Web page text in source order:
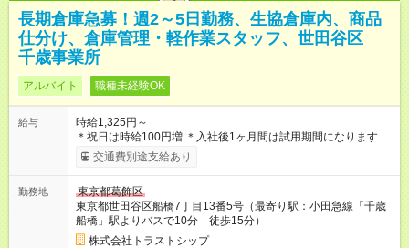
長期倉庫急募！週2～5日勤務、生協倉庫内、商品
仕分け、倉庫管理・軽作業スタッフ、世田谷区
千歳事業所
アルバイト 職種未経験OK
給与
時給1,325円～
＊祝日は時給100円増 ＊入社後1ヶ月間は試用期間になります。
時給の変更はありません。 【試用期間】試用期間あり 試用期
間の長さ：1ヶ月 雇用形態、給与は本採用時と同じです。
交通費別途支給あり
勤務地
東京都葛飾区
東京都世田谷区船橋7丁目13番5号（最寄り駅：小田急線「千歳
船橋」駅よりバスで10分 徒歩15分）
株式会社トラストシップ